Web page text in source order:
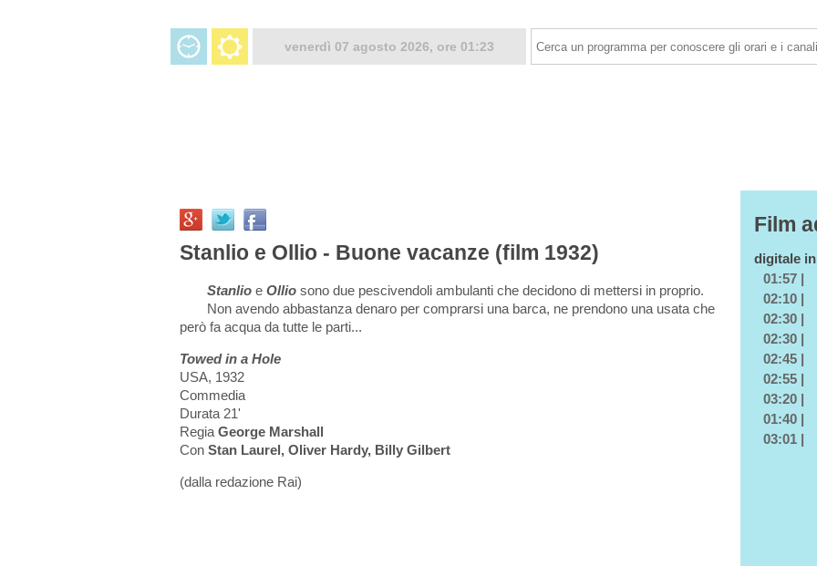
venerdì 07 agosto 2026, ore 01:23
Stanlio e Ollio - Buone vacanze (film 1932)
Stanlio e Ollio sono due pescivendoli ambulanti che decidono di mettersi in proprio.
Non avendo abbastanza denaro per comprarsi una barca, ne prendono una usata che
però fa acqua da tutte le parti...
Towed in a Hole
USA, 1932
Commedia
Durata 21'
Regia George Marshall
Con Stan Laurel, Oliver Hardy, Billy Gilbert
(dalla redazione Rai)
Film
digitale
01:57 |
02:10 |
02:30 |
02:30 |
02:45 |
02:55 |
03:20 |
01:40 |
03:01 |